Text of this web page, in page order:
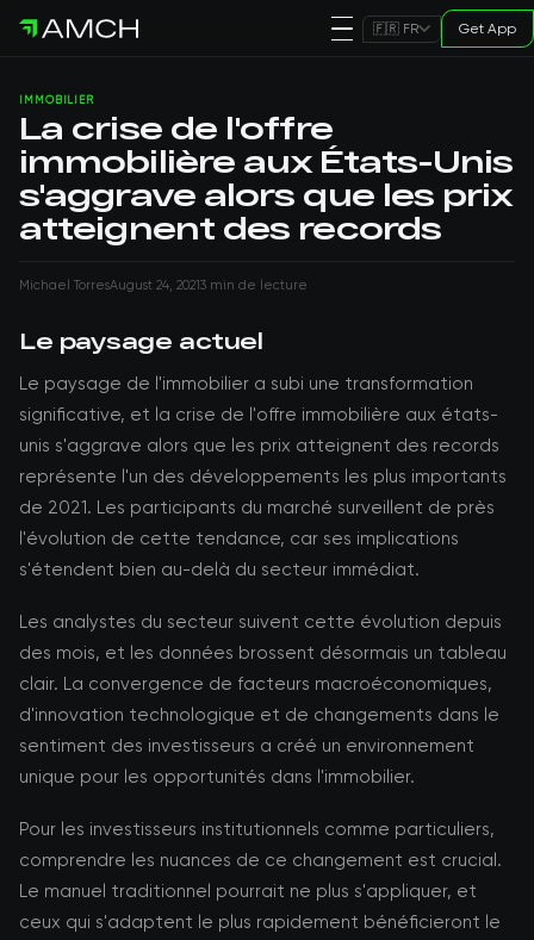
🇫🇷 FR Get App
IMMOBILIER
La crise de l'offre
immobilière aux États-Unis
s'aggrave alors que les prix
atteignent des records
Michael TorresAugust 24, 20213 min de lecture
Le paysage actuel
Le paysage de l'immobilier a subi une transformation
significative, et la crise de l'offre immobilière aux états-
unis s'aggrave alors que les prix atteignent des records
représente l'un des développements les plus importants
de 2021. Les participants du marché surveillent de près
l'évolution de cette tendance, car ses implications
s'étendent bien au-delà du secteur immédiat.
Les analystes du secteur suivent cette évolution depuis
des mois, et les données brossent désormais un tableau
clair. La convergence de facteurs macroéconomiques,
d'innovation technologique et de changements dans le
sentiment des investisseurs a créé un environnement
unique pour les opportunités dans l'immobilier.
Pour les investisseurs institutionnels comme particuliers,
comprendre les nuances de ce changement est crucial.
Le manuel traditionnel pourrait ne plus s'appliquer, et
ceux qui s'adaptent le plus rapidement bénéficieront le